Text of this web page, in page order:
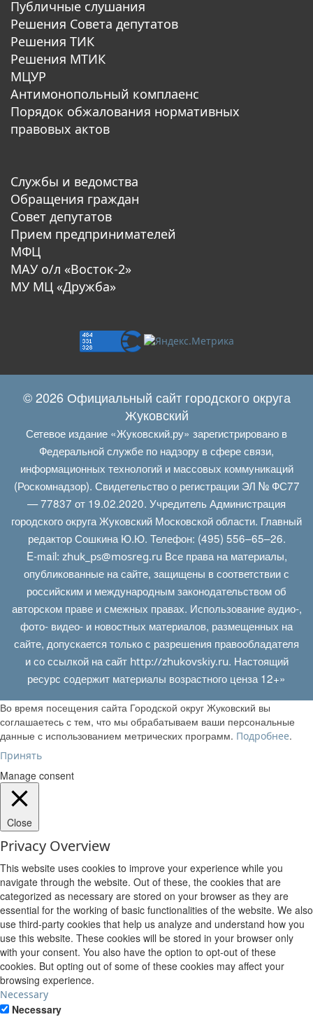
Публичные слушания
Решения Совета депутатов
Решения ТИК
Решения МТИК
МЦУР
Антимонопольный комплаенс
Порядок обжалования нормативных
правовых актов
Службы и ведомства
Обращения граждан
Совет депутатов
Прием предпринимателей
МФЦ
МАУ о/л «Восток-2»
МУ МЦ «Дружба»
© 2026 Официальный сайт городского округа
Жуковский
Сетевое издание «Жуковский.ру» зарегистрировано в
Федеральной службе по надзору в сфере связи,
информационных технологий и массовых коммуникаций
(Роскомнадзор). Свидетельство о регистрации ЭЛ № ФС77
— 77837 от 19.02.2020. Учредитель Администрация
городского округа Жуковский Московской области. Главный
редактор Сошкина Ю.Ю. Телефон: (495) 556–65–26.
E‑mail: zhuk_ps@mosreg.ruВсе права на материалы,
опубликованные на сайте, защищены в соответствии с
российским и международным законодательством об
авторском праве и смежных правах. Использование аудио-,
фото- видео- и новостных материалов, размещенных на
сайте, допускается только с разрешения правообладателя
и со ссылкой на сайт http://zhukovskiy.ru. Настоящий
ресурс содержит материалы возрастного ценза 12+»
Во время посещения сайта Городской округ Жуковский вы
соглашаетесь с тем, что мы обрабатываем ваши персональные
данные с использованием метрических программ. Подробнее.
Принять
Manage consent
Close
Privacy Overview
This website uses cookies to improve your experience while you
navigate through the website. Out of these, the cookies that are
categorized as necessary are stored on your browser as they are
essential for the working of basic functionalities of the website. We also
use third-party cookies that help us analyze and understand how you
use this website. These cookies will be stored in your browser only
with your consent. You also have the option to opt-out of these
cookies. But opting out of some of these cookies may affect your
browsing experience.
Necessary
Necessary